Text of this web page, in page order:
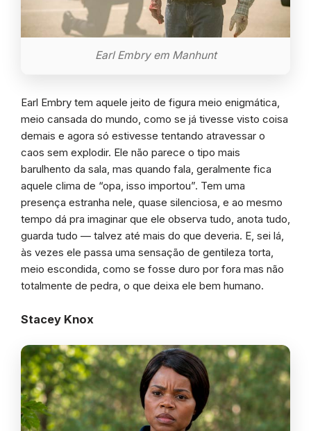
Earl Embry em Manhunt
Earl Embry tem aquele jeito de figura meio enigmática,
meio cansada do mundo, como se já tivesse visto coisa
demais e agora só estivesse tentando atravessar o
caos sem explodir. Ele não parece o tipo mais
barulhento da sala, mas quando fala, geralmente fica
aquele clima de “opa, isso importou”. Tem uma
presença estranha nele, quase silenciosa, e ao mesmo
tempo dá pra imaginar que ele observa tudo, anota tudo,
guarda tudo — talvez até mais do que deveria. E, sei lá,
às vezes ele passa uma sensação de gentileza torta,
meio escondida, como se fosse duro por fora mas não
totalmente de pedra, o que deixa ele bem humano.
Stacey Knox